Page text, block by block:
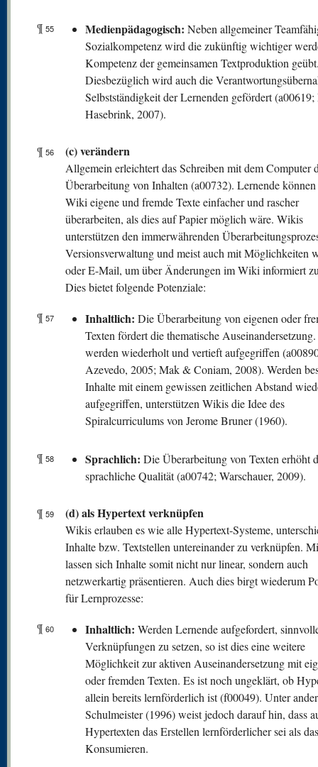
¶ 55 Medienpädagogisch: Neben allgemeiner
Sozialkompetenz wird die zukünftig wichtiger
Kompetenz der gemeinsamen Textproduktion
Diesbezüglich wird auch die
Selbstständigkeit der Lernenden gefördert (a00619;
Hasebrink, 2007).
¶ 56 (c) verändern
Allgemein erleichtert das Schreiben mit dem Computer
Überarbeitung von Inhalten (a00732). Lernende
Wiki eigene und fremde Texte einfacher und rascher
überarbeiten, als dies auf Papier möglich wäre. Wikis
unterstützen den immerwährenden
Versionsverwaltung und meist auch mit Möglichkeiten
oder E-Mail, um über Änderungen im Wiki informiert
Dies bietet folgende Potenziale:
¶ 57 Inhaltlich: Die Überarbeitung von eigenen oder
Texten fördert die thematische
werden wiederholt und vertieft aufgegriffen
Azevedo, 2005; Mak & Coniam, 2008). Werden
Inhalte mit einem gewissen zeitlichen Abstand
aufgegriffen, unterstützen Wikis die Idee des
Spiralcurriculums von Jerome Bruner (1960).
¶ 58 Sprachlich: Die Überarbeitung von Texten erhöht
sprachliche Qualität (a00742; Warschauer, 2009).
¶ 59 (d) als Hypertext verknüpfen
Wikis erlauben es wie alle Hypertext-Systeme,
Inhalte bzw. Textstellen untereinander zu verknüpfen.
lassen sich Inhalte somit nicht nur linear, sondern auch
netzwerkartig präsentieren. Auch dies birgt wiederum
für Lernprozesse:
¶ 60 Inhaltlich: Werden Lernende aufgefordert,
Verknüpfungen zu setzen, so ist dies eine weitere
Möglichkeit zur aktiven Auseinandersetzung mit
oder fremden Texten. Es ist noch ungeklärt, ob
allein bereits lernförderlich ist (f00049). Unter
Schulmeister (1996) weist jedoch darauf hin, dass
Hypertexten das Erstellen lernförderlicher sei als
Konsumieren.